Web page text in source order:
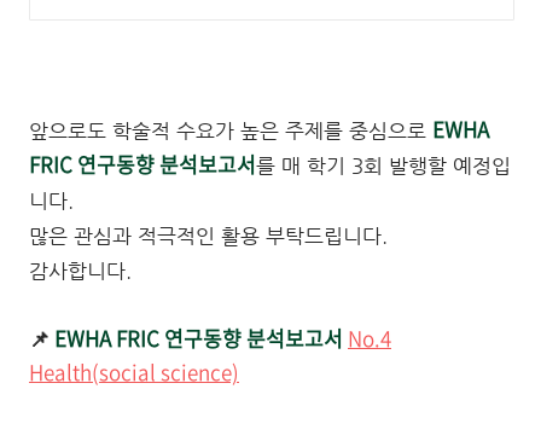
앞으로도 학술적 수요가 높은 주제를 중심으로 EWHA
FRIC 연구동향 분석보고서를 매 학기 3회 발행할 예정입
니다.
많은 관심과 적극적인 활용 부탁드립니다.
감사합니다.
📌 EWHA FRIC 연구동향 분석보고서 No.4
Health(social science)